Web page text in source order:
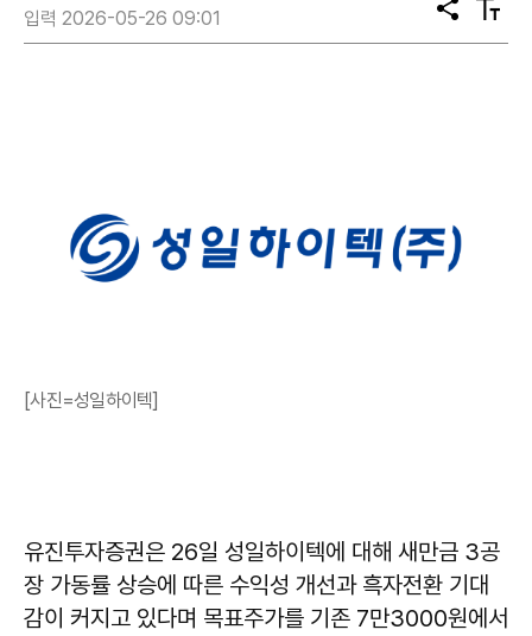
입력 2026-05-26 09:01
공
유
텍
스
[사진=성일하이텍]
유진투자증권은 26일 성일하이텍에 대해 새만금 3공
장 가동률 상승에 따른 수익성 개선과 흑자전환 기대
감이 커지고 있다며 목표주가를 기존 7만3000원에서